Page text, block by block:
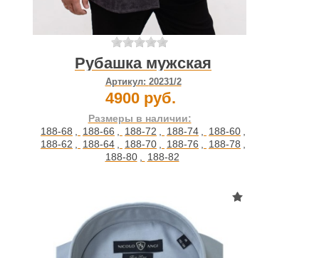
Рубашка мужская
Артикул: 20231/2
4900 руб.
Размеры в наличии:
188-68
188-66 188-72 188-74 188-60
188-62
188-64 188-70 188-76 188-78
188-80
188-82